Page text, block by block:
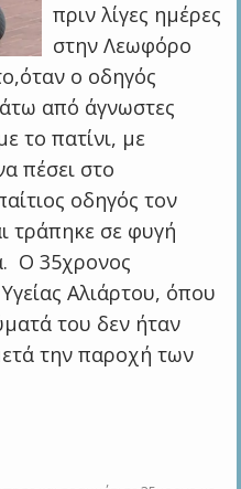
πριν λίγες ημέρες
στην Λεωφόρο
ο οδηγός
από άγνωστες
το πατίνι, με
πέσει στο
οδηγός τον
τράπηκε σε φυγή
Ο 35χρονος
Αλιάρτου, όπου
του δεν ήταν
την παροχή των